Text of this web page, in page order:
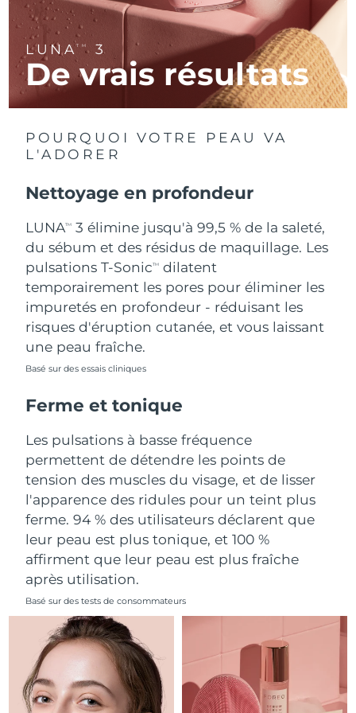
LUNATM 3
De vrais résultats
POURQUOI VOTRE PEAU VA
L'ADORER
Nettoyage en profondeur
LUNATM
3 élimine jusqu'à 99,5 % de la saleté,
du sébum et des résidus de maquillage. Les
pulsations T-SonicTM
dilatent
temporairement les pores pour éliminer les
impuretés en profondeur - réduisant les
risques d'éruption cutanée, et vous laissant
une peau fraîche.
Basé sur des essais cliniques
Ferme et tonique
Les pulsations à basse fréquence
permettent de détendre les points de
tension des muscles du visage, et de lisser
l'apparence des ridules pour un teint plus
ferme. 94 % des utilisateurs déclarent que
leur peau est plus tonique, et 100 %
affirment que leur peau est plus fraîche
après utilisation.
Basé sur des tests de consommateurs
R.A.S. chinoise de
Macao
Livraison estimée8/11/26
Malaisie Livraison estimée8/12/26
Malte
Monaco Livraison estimée
Pays-Bas Livraison estimée 8/9/26
Nouvelle-Zélande
Norvège Livraison estimée8/9/26
Oman
Portugal Livraison estimée
Porto Rico Livraison estimée8/11/26
Qatar Livraison estimée
La Réunion
Roumanie Livraison estimée8/9/26
Russie Livraison estimée
Arabie saoudite Livraison estimée